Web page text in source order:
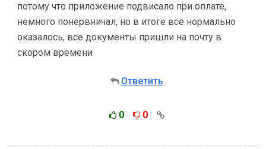
потому что приложение подвисало при оплате,
немного понервничал, но в итоге все нормально
оказалось, все документы пришли на почту в
скором времени
Ответить
0 0